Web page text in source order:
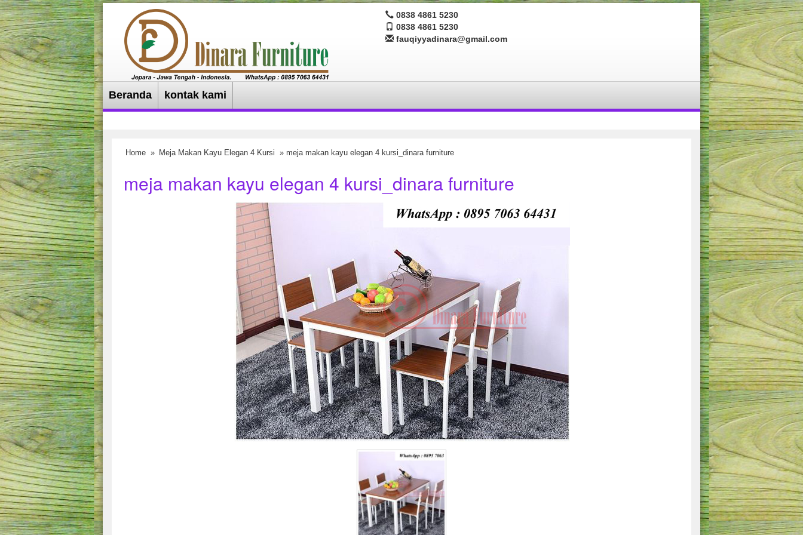
0838 4861 5230
0838 4861 5230
fauqiyyadinara@gmail.com
Beranda kontak kami
Home » Meja Makan Kayu Elegan 4 Kursi » meja makan kayu elegan 4 kursi_dinara furniture
meja makan kayu elegan 4 kursi_dinara furniture